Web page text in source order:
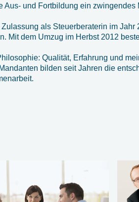
Aus- und Fortbildung ein
Zulassung als Steuerberaterin im
Mit dem Umzug im Herbst 2012
Qualität, Erfahrung und
bilden seit Jahren die